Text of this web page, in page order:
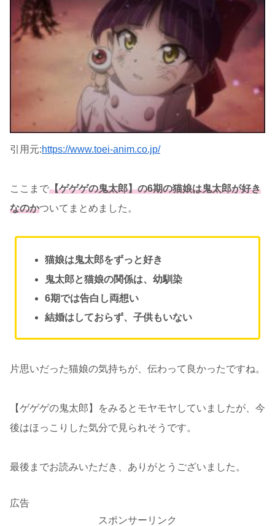
引用元:https://www.toei-anim.co.jp/
ここまで【ゲゲゲの鬼太郎】の6期の猫娘は鬼太郎が好き
なのかついてまとめました。
猫娘は鬼太郎をずっと好き
鬼太郎と猫娘の関係は、幼馴染
6期では告白し両想い
結婚はしておらず、子供もいない
片思いだった猫娘の気持ちが、伝わって良かったですね。
【ゲゲゲの鬼太郎】をみるとモヤモヤしていましたが、今
後はほっこりした気分で見られそうです。
最後までお読みいただき、ありがとうございました。
広告
スポンサーリンク